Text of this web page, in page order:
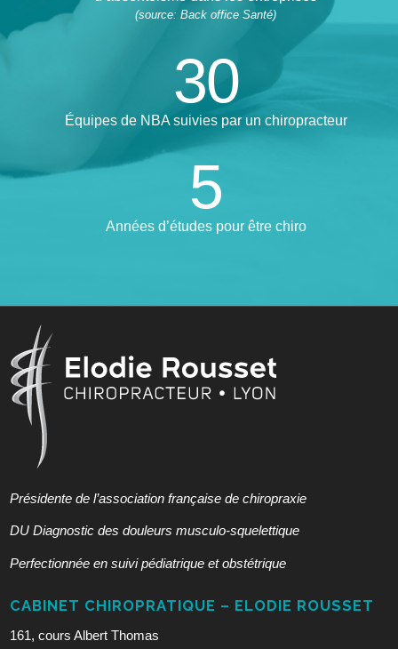
(source: Back office Santé)
30
Équipes de NBA suivies par un chiropracteur
5
Années d’études pour être chiro
Présidente de l’association française de chiropraxie
DU Diagnostic des douleurs musculo-squelettique
Perfectionnée en suivi pédiatrique et obstétrique
CABINET CHIROPRATIQUE – ELODIE ROUSSET
161, cours Albert Thomas